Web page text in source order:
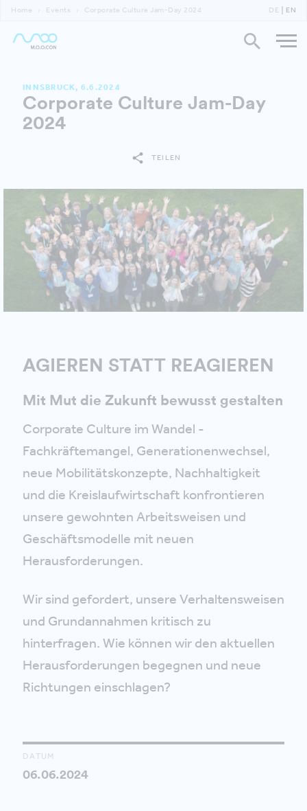
Home Events Corporate Culture Jam-Day 2024 DE EN
INNSBRUCK, 6.6.2024
Corporate Culture Jam-Day
2024
TEILEN
AGIEREN STATT REAGIEREN
Mit Mut die Zukunft bewusst gestalten
Corporate Culture im Wandel -
Fachkräftemangel, Generationenwechsel,
neue Mobilitätskonzepte, Nachhaltigkeit
und die Kreislaufwirtschaft konfrontieren
unsere gewohnten Arbeitsweisen und
Geschäftsmodelle mit neuen
Herausforderungen.
Wir sind gefordert, unsere Verhaltensweisen
und Grundannahmen kritisch zu
hinterfragen. Wie können wir den aktuellen
Herausforderungen begegnen und neue
Richtungen einschlagen?
DATUM
06.06.2024